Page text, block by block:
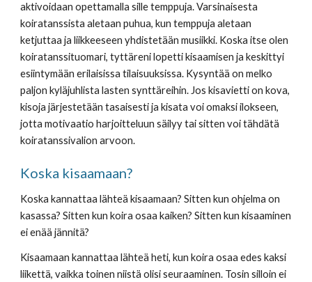
aktivoidaan opettamalla sille temppuja. Varsinaisesta
koiratanssista aletaan puhua, kun temppuja aletaan
ketjuttaa ja liikkeeseen yhdistetään musiikki. Koska itse olen
koiratanssituomari, tyttäreni lopetti kisaamisen ja keskittyi
esiintymään erilaisissa tilaisuuksissa. Kysyntää on melko
paljon kyläjuhlista lasten synttäreihin. Jos kisavietti on kova,
kisoja järjestetään tasaisesti ja kisata voi omaksi ilokseen,
jotta motivaatio harjoitteluun säilyy tai sitten voi tähdätä
koiratanssivalion arvoon.
Koska kisaamaan?
Koska kannattaa lähteä kisaamaan? Sitten kun ohjelma on
kasassa? Sitten kun koira osaa kaiken? Sitten kun kisaaminen
ei enää jännitä?
Kisaamaan kannattaa lähteä heti, kun koira osaa edes kaksi
liikettä, vaikka toinen niistä olisi seuraaminen. Tosin silloin ei